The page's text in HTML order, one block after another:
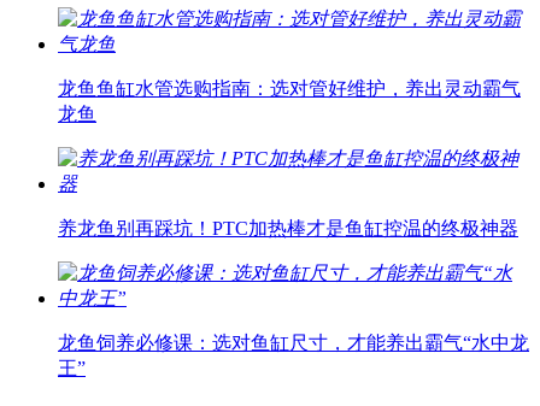
龙鱼鱼缸水管选购指南：选对管好维护，养出灵动霸气
龙鱼
养龙鱼别再踩坑！PTC加热棒才是鱼缸控温的终极神器
龙鱼饲养必修课：选对鱼缸尺寸，才能养出霸气“水中龙
王”